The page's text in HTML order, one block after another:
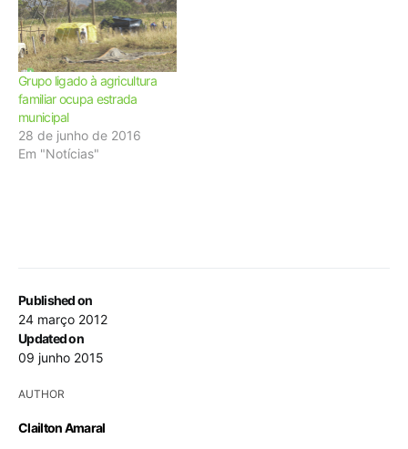
Published on
24 março 2012
Updated on
09 junho 2015
AUTHOR
Clailton Amaral
Grupo ligado à agricultura
familiar ocupa estrada
municipal
28 de junho de 2016
Em "Notícias"